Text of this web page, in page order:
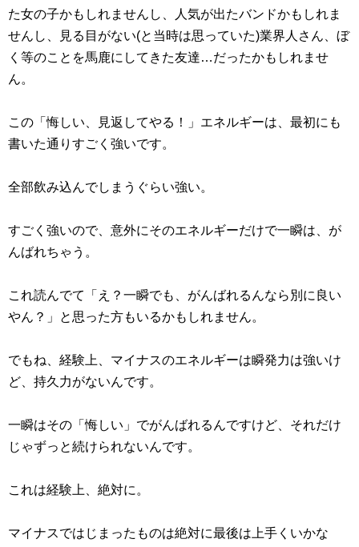
た女の子かもしれませんし、人気が出たバンドかもしれま
せんし、見る目がない(と当時は思っていた)業界人さん、ぼ
く等のことを馬鹿にしてきた友達…だったかもしれませ
ん。
この「悔しい、見返してやる！」エネルギーは、最初にも
書いた通りすごく強いです。
全部飲み込んでしまうぐらい強い。
すごく強いので、意外にそのエネルギーだけで一瞬は、が
んばれちゃう。
これ読んでて「え？一瞬でも、がんばれるんなら別に良い
やん？」と思った方もいるかもしれません。
でもね、経験上、マイナスのエネルギーは瞬発力は強いけ
ど、持久力がないんです。
一瞬はその「悔しい」でがんばれるんですけど、それだけ
じゃずっと続けられないんです。
これは経験上、絶対に。
マイナスではじまったものは絶対に最後は上手くいかな